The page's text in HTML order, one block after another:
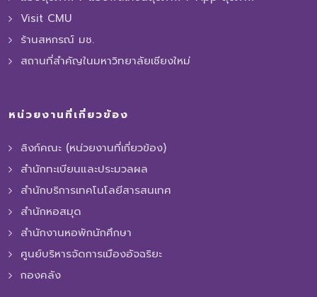
Visit CMU
ร้านสหกรณ์ มช.
สถานที่สำคัญในมหาวิทยาลัยเชียงใหม่
หน่วยงานที่เกี่ยวข้อง
ลิงก์คณะ (หน่วยงานที่เกี่ยวข้อง)
สำนักทะเบียนและประมวลผล
สำนักบริการเทคโนโลยีสารสนเทศ
สำนักหอสมุด
สำนักงานหอพักนักศึกษา
ศูนย์บริหารจัดการเมืองอัจฉริยะ
กองคลัง